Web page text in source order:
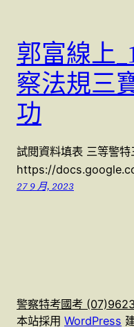
郭富線上
察法規三
功
試閱資料填表 三等警特
https://
27 9 月, 2023
警察特考國考
本站採用 WordPress